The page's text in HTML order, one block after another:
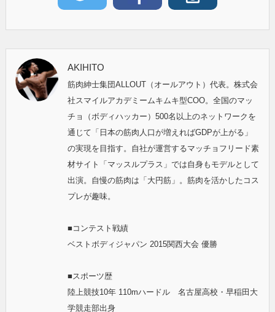
AKIHITO
筋肉紳士集団ALLOUT（オールアウト）代表。株式会
社スマイルアカデミームキムキ型COO。全国のマッ
チョ（ボディハッカー）500名以上のネットワークを
通じて「日本の筋肉人口が増えればGDPが上がる」
の実現を目指す。自社が運営するマッチョフリード素
材サイト「マッスルプラス」では自身もモデルとして
出演。自慢の筋肉は「大円筋」。筋肉を活かしたコス
プレが趣味。
■コンテスト戦績
ベストボディジャパン 2015関西大会 優勝
■スポーツ歴
陸上競技10年 110mハードル 名古屋高校・早稲田大
学競走部出身